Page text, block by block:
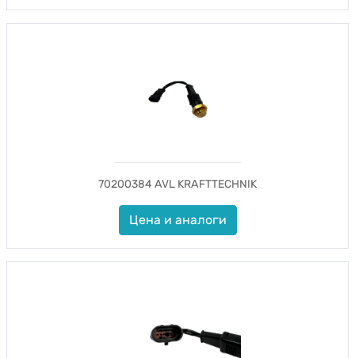
70200384 AVL KRAFTTECHNIK
Цена и аналоги